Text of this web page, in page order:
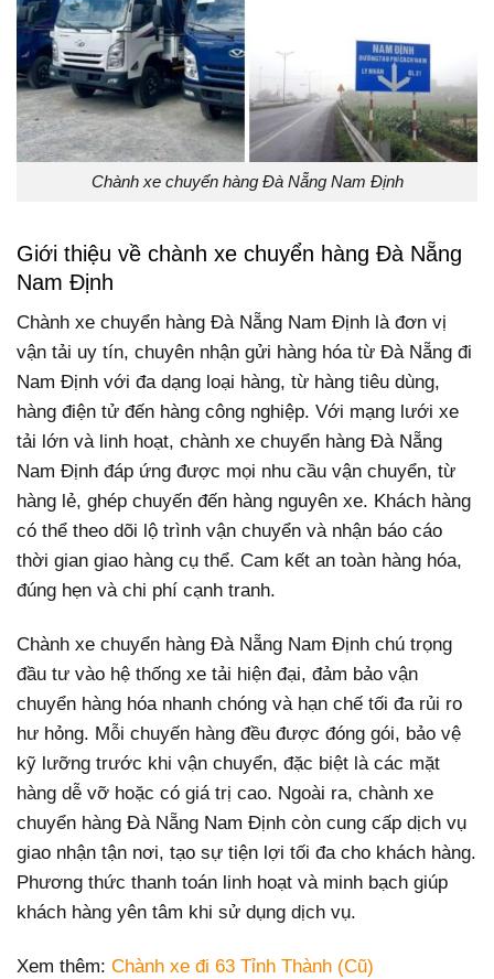
Chành xe chuyển hàng Đà Nẵng Nam Định
Giới thiệu về chành xe chuyển hàng Đà Nẵng
Nam Định
Chành xe chuyển hàng Đà Nẵng Nam Định là đơn vị
vận tải uy tín, chuyên nhận gửi hàng hóa từ Đà Nẵng đi
Nam Định với đa dạng loại hàng, từ hàng tiêu dùng,
hàng điện tử đến hàng công nghiệp. Với mạng lưới xe
tải lớn và linh hoạt, chành xe chuyển hàng Đà Nẵng
Nam Định đáp ứng được mọi nhu cầu vận chuyển, từ
hàng lẻ, ghép chuyến đến hàng nguyên xe. Khách hàng
có thể theo dõi lộ trình vận chuyển và nhận báo cáo
thời gian giao hàng cụ thể. Cam kết an toàn hàng hóa,
đúng hẹn và chi phí cạnh tranh.
Chành xe chuyển hàng Đà Nẵng Nam Định chú trọng
đầu tư vào hệ thống xe tải hiện đại, đảm bảo vận
chuyển hàng hóa nhanh chóng và hạn chế tối đa rủi ro
hư hỏng. Mỗi chuyến hàng đều được đóng gói, bảo vệ
kỹ lưỡng trước khi vận chuyển, đặc biệt là các mặt
hàng dễ vỡ hoặc có giá trị cao. Ngoài ra, chành xe
chuyển hàng Đà Nẵng Nam Định còn cung cấp dịch vụ
giao nhận tận nơi, tạo sự tiện lợi tối đa cho khách hàng.
Phương thức thanh toán linh hoạt và minh bạch giúp
khách hàng yên tâm khi sử dụng dịch vụ.
Xem thêm: Chành xe đi 63 Tỉnh Thành (Cũ)